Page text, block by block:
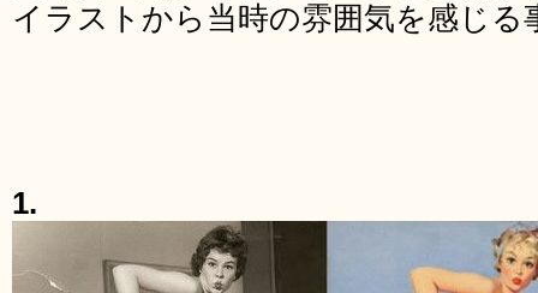
イラストから当時の雰囲気を感じる
1.